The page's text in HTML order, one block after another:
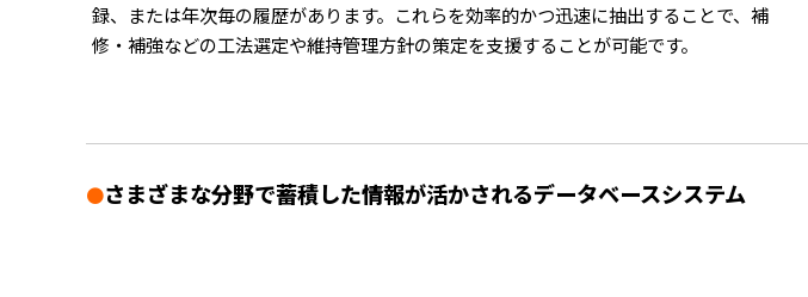
録、または年次毎の履歴があります。これらを効率的かつ迅速に抽出することで、補
修・補強などの工法選定や維持管理方針の策定を支援することが可能です。
●さまざまな分野で蓄積した情報が活かされるデータベースシステム